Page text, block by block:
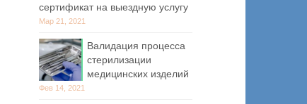
сертификат на выездную услугу
Мар 21, 2021
Валидация процесса
стерилизации
медицинских изделий
Фев 14, 2021